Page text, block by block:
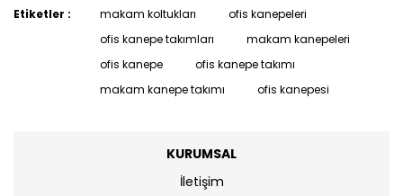
Etiketler : makam koltukları
ofis kanepeleri
ofis kanepe takımları
makam kanepeleri
ofis kanepe
ofis kanepe takımı
makam kanepe takımı
ofis kanepesi
KURUMSAL
İletişim